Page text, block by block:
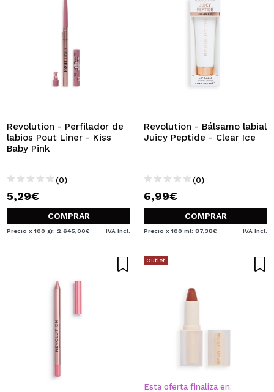
Revolution - Perfilador de
labios Pout Liner - Kiss
Baby Pink
(0)
5,29€
COMPRAR
Precio x 100 gr: 2.645,00€ IVA Incl.
Revolution - Bálsamo labial
Juicy Peptide - Clear Ice
(0)
6,99€
COMPRAR
Precio x 100 ml: 87,38€ IVA Incl.
Outlet
Esta oferta finaliza en: